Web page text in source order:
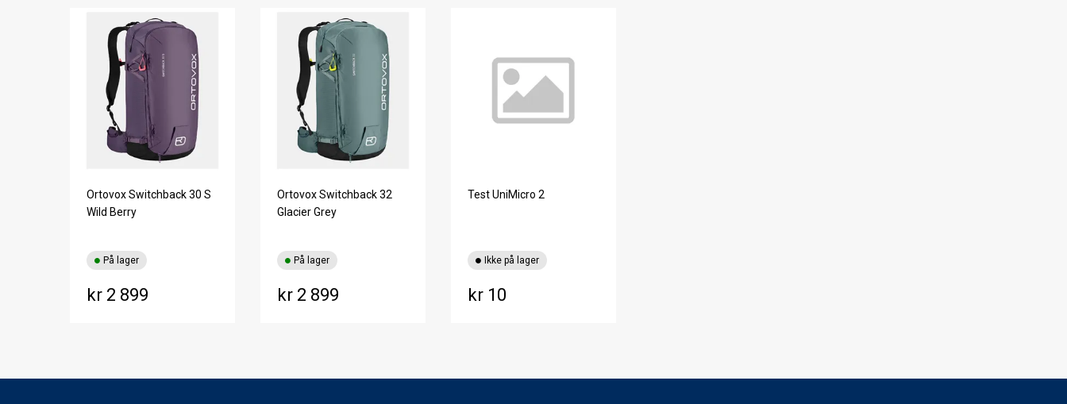
Ortovox Switchback 30 S
Wild Berry
kr 2 899
På lager
Ortovox Switchback 32
Glacier Grey
kr 2 899
På lager
Test UniMicro 2
kr 10
Ikke på lager